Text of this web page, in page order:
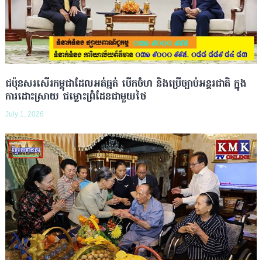
ជប៉ុនសរសើរកម្ពុជាដែលអត់ធ្មត់ បើកចំហ និងប្រើច្បាប់អន្តរជាតិ ក្នុង
ការដោះស្រាយ ជម្លោះព្រំដែនជាមួយថៃ
July 1, 2026